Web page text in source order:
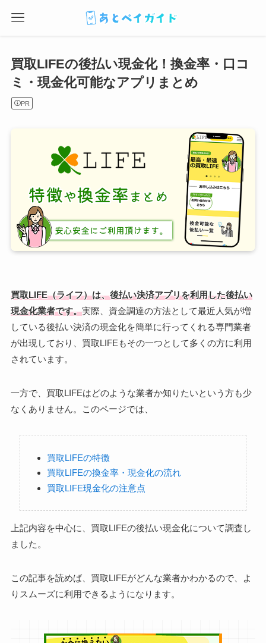
買取LIFEの後払い現金化！換金率・口コ
ミ・現金化可能なアプリまとめ
PR
買取LIFE（ライフ）は、後払い決済アプリを利用した後払い
現金化業者です。実際、資金調達の方法として最近人気が増
している後払い決済の現金化を簡単に行ってくれる専門業者
が出現しており、買取LIFEもその一つとして多くの方に利用
されています。
一方で、買取LIFEはどのような業者か知りたいという方も少
なくありません。このページでは、
買取LIFEの特徴
買取LIFEの換金率・現金化の流れ
買取LIFE現金化の注意点
上記内容を中心に、買取LIFEの後払い現金化について調査し
ました。
この記事を読めば、買取LIFEがどんな業者かわかるので、よ
りスムーズに利用できるようになります。